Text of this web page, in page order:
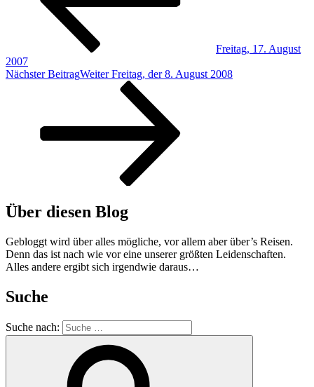
Freitag, 17. August
2007
Nächster BeitragWeiter Freitag, der 8. August 2008
Über diesen Blog
Gebloggt wird über alles mögliche, vor allem aber über’s Reisen.
Denn das ist nach wie vor eine unserer größten Leidenschaften.
Alles andere ergibt sich irgendwie daraus…
Suche
Suche nach: